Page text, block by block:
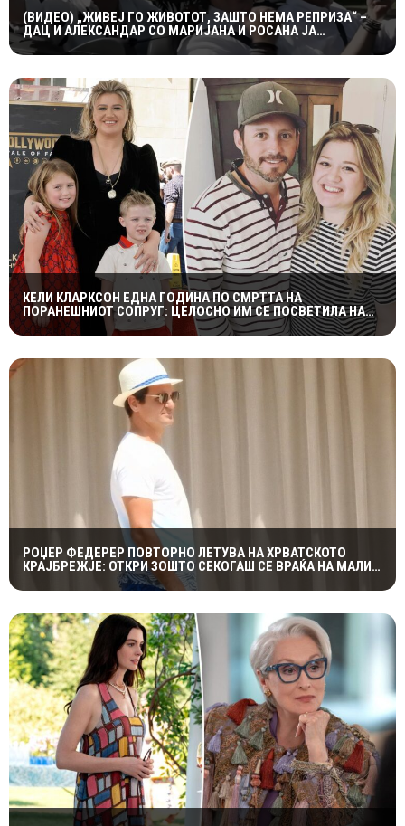
(ВИДЕО) „ЖИВЕЈ ГО ЖИВОТОТ, ЗАШТО НЕМА РЕПРИЗА“ –
ДАЦ И АЛЕКСАНДАР СО МАРИЈАНА И РОСАНА ЈА
ПРЕТСТАВИЈА „ЗАСЕКОГАШ МЛАДИ“
КЕЛИ КЛАРКСОН ЕДНА ГОДИНА ПО СМРТТА НА
ПОРАНЕШНИОТ СОПРУГ: ЦЕЛОСНО ИМ СЕ ПОСВЕТИЛА НА
ДЕЦАТА ВО НАЈТЕШКИОТ ПЕРИОД
РОЏЕР ФЕДЕРЕР ПОВТОРНО ЛЕТУВА НА ХРВАТСКОТО
КРАЈБРЕЖЈЕ: ОТКРИ ЗОШТО СЕКОГАШ СЕ ВРАЌА НА МАЛИ